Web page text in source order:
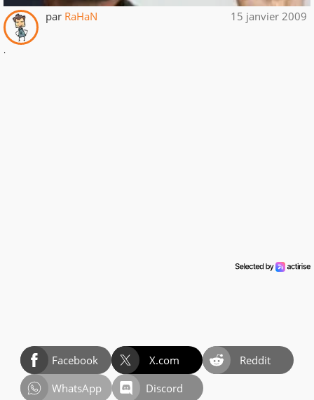
par RaHaN 15 janvier 2009
.
Facebook X.com
Reddit
WhatsApp
Discord